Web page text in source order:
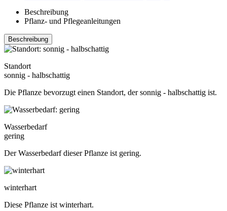
Beschreibung
Pflanz- und Pflegeanleitungen
Beschreibung
Standort
sonnig - halbschattig
Die Pflanze bevorzugt einen Standort, der sonnig - halbschattig ist.
Wasserbedarf
gering
Der Wasserbedarf dieser Pflanze ist gering.
winterhart
Diese Pflanze ist winterhart.